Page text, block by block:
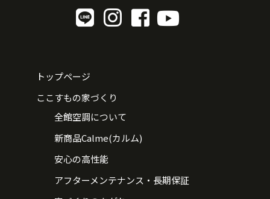
トップページ
ここすもの家づくり
全館空調について
新商品Calme(カルム)
安心の高性能
アフターメンテナンス・長期保証